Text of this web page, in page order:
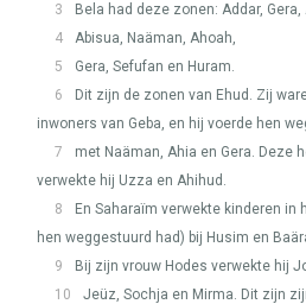
3
Bela had deze zonen: Addar, Gera,
4
Abisua, Naäman, Ahoah,
5
Gera, Sefufan en Huram.
6
Dit zijn de zonen van Ehud. Zij
inwoners van Geba, en hij voerde hen
7
met Naäman, Ahia en Gera. Deze
verwekte hij Uzza en Ahihud.
8
En Saharaïm verwekte kinderen in
hen weggestuurd had) bij Husim en
9
Bij zijn vrouw Hodes verwekte hij
10
Jeüz, Sochja en Mirma. Dit zijn